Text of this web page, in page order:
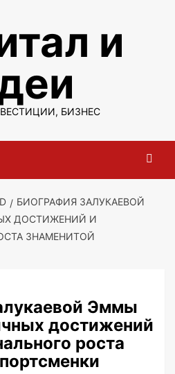
и
БИЗНЕС
БИОГРАФИЯ ЗАЛУКАЕВОЙ
ДОСТИЖЕНИЙ И
ЗНАМЕНИТОЙ
Эммы
достижений
роста